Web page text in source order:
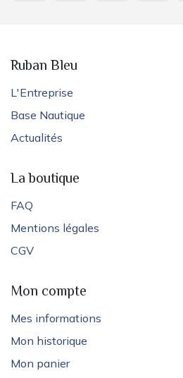
Ruban Bleu
L'Entreprise
Base Nautique
Actualités
La boutique
FAQ
Mentions légales
CGV
Mon compte
Mes informations
Mon historique
Mon panier